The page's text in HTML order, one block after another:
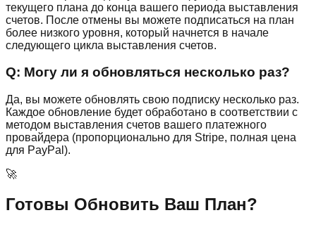
текущего плана до конца вашего периода выставления
счетов. После отмены вы можете подписаться на план
более низкого уровня, который начнется в начале
следующего цикла выставления счетов.
Q: Могу ли я обновляться несколько раз?
Да, вы можете обновлять свою подписку несколько раз.
Каждое обновление будет обработано в соответствии с
методом выставления счетов вашего платежного
провайдера (пропорционально для Stripe, полная цена
для PayPal).
🚀
Готовы Обновить Ваш План?